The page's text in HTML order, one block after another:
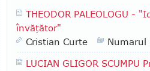
THEODOR PALEOLOGU -
învăţător"
Cristian Curte
Numarul
LUCIAN GLIGOR